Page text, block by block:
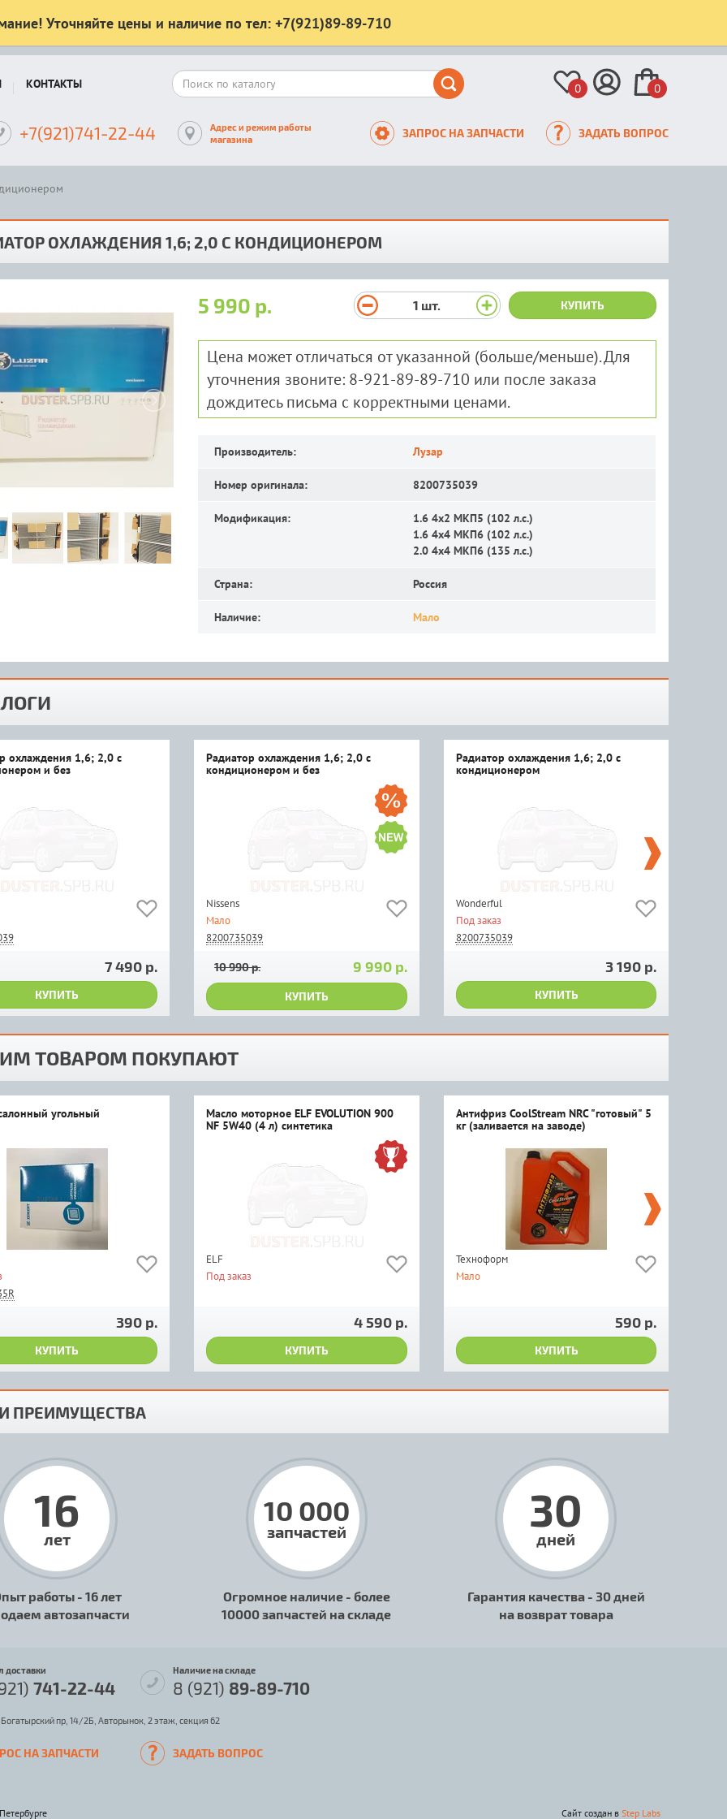
Уточняйте цены и наличие по тел: +7(921)89-89-710
КОНТАКТЫ 0 0
+7(921)741-22-44
Адрес и режим работы
магазина
ЗАПРОС НА ЗАПЧАСТИ ЗАДАТЬ ВОПРОС
ОХЛАЖДЕНИЯ 1,6; 2,0 С КОНДИЦИОНЕРОМ
5 990 р. 1 шт. КУПИТЬ
Цена может отличаться от указанной (больше/меньше). Для
уточнения звоните: 8-921-89-89-710 или после заказа
дождитесь письма с корректными ценами.
Производитель: Лузар
Номер оригинала: 8200735039
Модификация:
1.6 4x2 MКП5 (102 л.с.)
1.6 4x4 MКП6 (102 л.с.)
2.0 4x4 MКП6 (135 л.с.)
Страна: Россия
Наличие: Мало
охлаждения 1,6; 2,0 с
и без
7 490 р.
КУПИТЬ
Радиатор охлаждения 1,6; 2,0 с
кондиционером и без
Nissens
Мало
8200735039
9 990 р.
10 990 р.
КУПИТЬ
Радиатор охлаждения 1,6; 2,0 с
кондиционером
Wonderful
Под заказ
8200735039
3 190 р.
КУПИТЬ
ТОВАРОМ ПОКУПАЮТ
угольный
390 р.
КУПИТЬ
Масло моторное ELF EVOLUTION 900
NF 5W40 (4 л) синтетика
ELF
Под заказ
4 590 р.
КУПИТЬ
Антифриз CoolStream NRC "готовый" 5
кг (заливается на заводе)
Техноформ
Мало
590 р.
КУПИТЬ
ПРЕИМУЩЕСТВА
16
лет
работы - 16 лет
автозапчасти
10 000
запчастей
Огромное наличие - более
10000 запчастей на складе
30
дней
Гарантия качества - 30 дней
на возврат товара
доставки
741-22-44
Наличие на складе
8 (921) 89-89-710
пр, 14/2Б, Авторынок, 2 этаж, секция 62
НА ЗАПЧАСТИ ЗАДАТЬ ВОПРОС
Сайт создан в Step Labs